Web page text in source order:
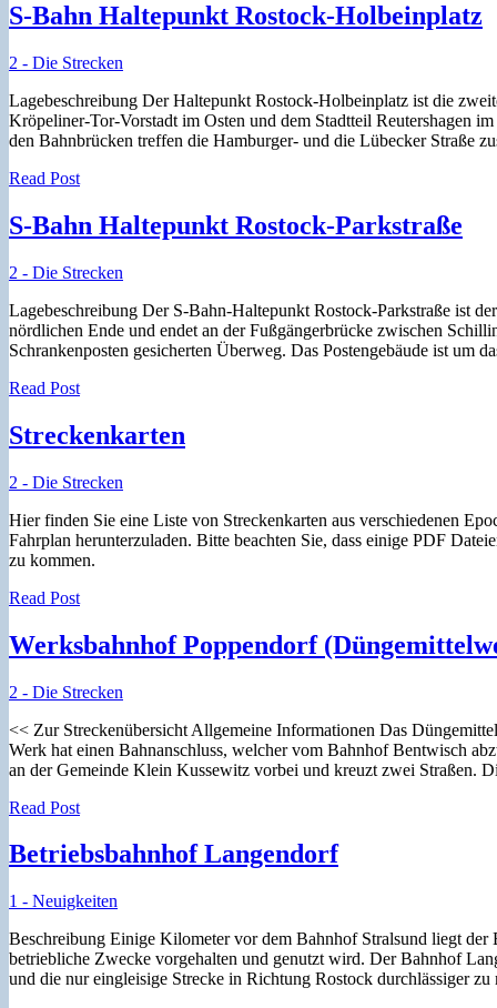
S-Bahn Haltepunkt Rostock-Holbeinplatz
2 - Die Strecken
Lagebeschreibung Der Haltepunkt Rostock-Holbeinplatz ist die
Kröpeliner-Tor-Vorstadt im Osten und dem Stadtteil Reutershagen
den Bahnbrücken treffen die Hamburger- und die Lübecker Straße
Read Post
S-Bahn Haltepunkt Rostock-Parkstraße
2 - Die Strecken
Lagebeschreibung Der S-Bahn-Haltepunkt Rostock-Parkstraße ist
nördlichen Ende und endet an der Fußgängerbrücke zwischen
Schrankenposten gesicherten Überweg. Das Postengebäude ist
Read Post
Streckenkarten
2 - Die Strecken
Hier finden Sie eine Liste von Streckenkarten aus verschiedenen
Fahrplan herunterzuladen. Bitte beachten Sie, dass einige PDF
zu kommen.
Read Post
Werksbahnhof Poppendorf
2 - Die Strecken
<< Zur Streckenübersicht Allgemeine Informationen Das
Werk hat einen Bahnanschluss, welcher vom Bahnhof Bentwisch
an der Gemeinde Klein Kussewitz vorbei und kreuzt zwei Straßen.
Read Post
Betriebsbahnhof Langendorf
1 - Neuigkeiten
Beschreibung Einige Kilometer vor dem Bahnhof Stralsund liegt
betriebliche Zwecke vorgehalten und genutzt wird. Der Bahnhof
und die nur eingleisige Strecke in Richtung Rostock durchlässiger